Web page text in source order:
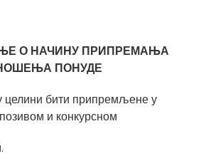
О НАЧИНУ ПРИПРЕМАЊА
ПОНУДЕ
целини бити припремљене у
и конкурсном